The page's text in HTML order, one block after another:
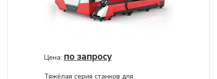
Цена: по запросу
Тяжёлая серия станков для